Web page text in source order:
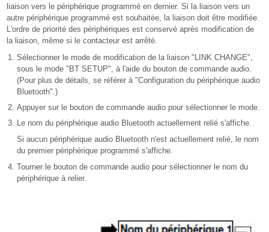
liaison vers le périphérique programmé en dernier. Si la liaison vers un
autre périphérique programmé est souhaitée, la liaison doit être modifiée.
L'ordre de priorité des périphériques est conservé après modification de
la liaison, même si le contacteur est arrêté.
Sélectionner le mode de modification de la liaison "LINK CHANGE",
sous le mode "BT SETUP", à l'aide du bouton de commande audio.
(Pour plus de détails, se référer à "Configuration du périphérique audio
Bluetooth".)
Appuyer sur le bouton de commande audio pour sélectionner le mode.
Le nom du périphérique audio Bluetooth actuellement relié s'affiche.
Si aucun périphérique audio Bluetooth n'est actuellement relié, le nom
du premier périphérique programmé s'affiche.
Tourner le bouton de commande audio pour sélectionner le nom du
périphérique à relier.